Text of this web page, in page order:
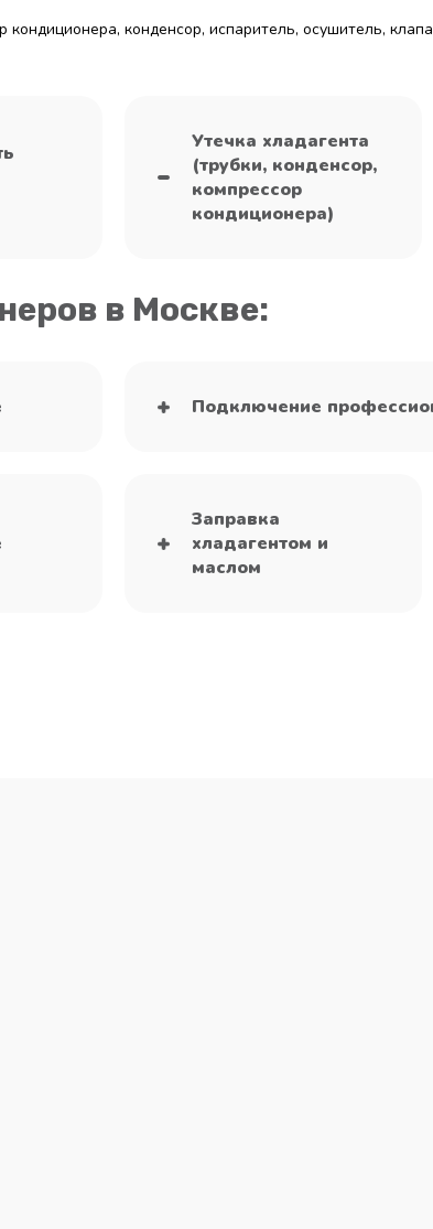
кондиционера, конденсор, испаритель, осушитель,
Утечка хладагента
(трубки, конденсор,
компрессор
кондиционера)
в Москве:
Подключение
Заправка
хладагентом и
маслом